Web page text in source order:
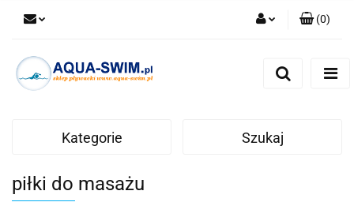
(0)
Kategorie Szukaj
piłki do masażu